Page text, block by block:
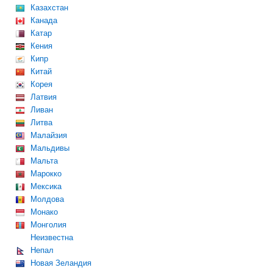
Казахстан
Канада
Катар
Кения
Кипр
Китай
Корея
Латвия
Ливан
Литва
Малайзия
Мальдивы
Мальта
Марокко
Мексика
Молдова
Монако
Монголия
Неизвестна
Непал
Новая Зеландия